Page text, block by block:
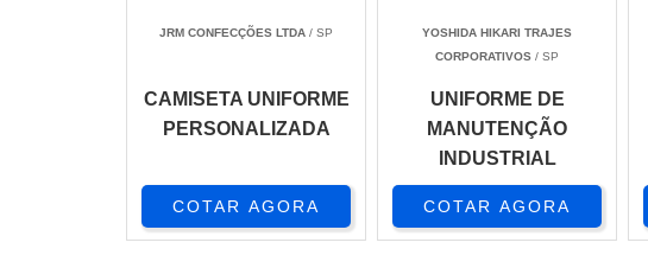
JRM CONFECÇÕES LTDA / SP
CAMISETA UNIFORME
PERSONALIZADA
COTAR AGORA
YOSHIDA HIKARI TRAJES
CORPORATIVOS / SP
UNIFORME DE
MANUTENÇÃO
INDUSTRIAL
COTAR AGORA